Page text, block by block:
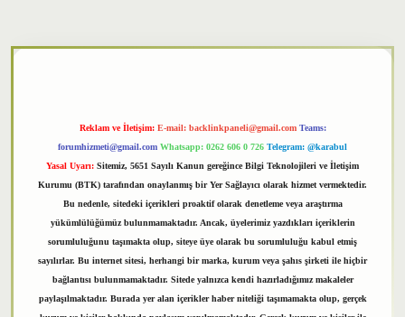
Reklam ve İletişim: E-mail: backlinkpaneli@gmail.com Teams:
forumhizmeti@gmail.com Whatsapp: 0262 606 0 726 Telegram: @karabul
Yasal Uyarı: Sitemiz, 5651 Sayılı Kanun gereğince Bilgi Teknolojileri ve İletişim
Kurumu (BTK) tarafından onaylanmış bir Yer Sağlayıcı olarak hizmet vermektedir.
Bu nedenle, sitedeki içerikleri proaktif olarak denetleme veya araştırma
yükümlülüğümüz bulunmamaktadır. Ancak, üyelerimiz yazdıkları içeriklerin
sorumluluğunu taşımakta olup, siteye üye olarak bu sorumluluğu kabul etmiş
sayılırlar. Bu internet sitesi, herhangi bir marka, kurum veya şahıs şirketi ile hiçbir
bağlantısı bulunmamaktadır. Sitede yalnızca kendi hazırladığımız makaleler
paylaşılmaktadır. Burada yer alan içerikler haber niteliği taşımamakta olup, gerçek